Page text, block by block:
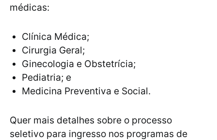
médicas:
Clínica Médica;
Cirurgia Geral;
Ginecologia e Obstetrícia;
Pediatria; e
Medicina Preventiva e Social.
Quer mais detalhes sobre o processo
seletivo para ingresso nos programas de